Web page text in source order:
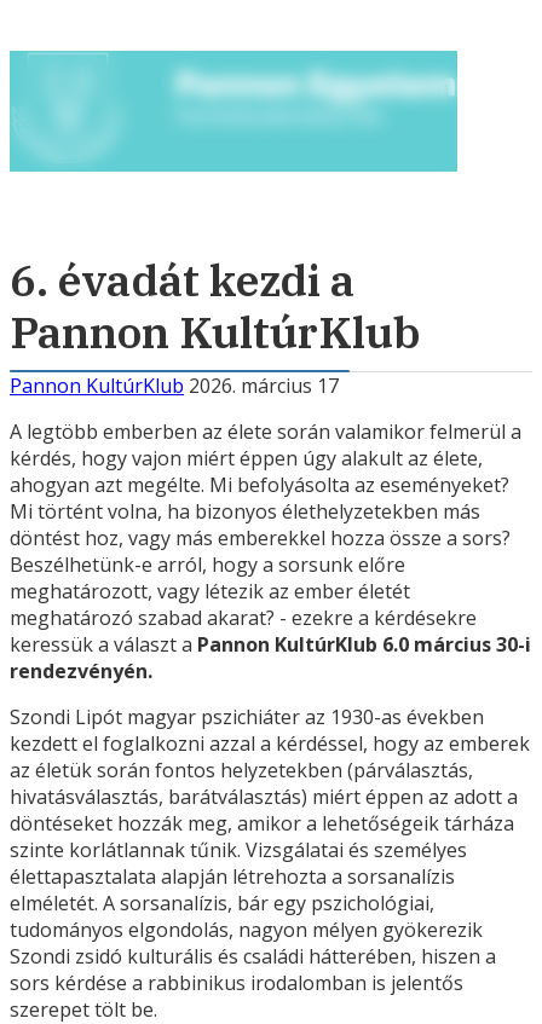
6. évadát kezdi a
Pannon KultúrKlub
Pannon KultúrKlub 2026. március 17
A legtöbb emberben az élete során valamikor felmerül a
kérdés, hogy vajon miért éppen úgy alakult az élete,
ahogyan azt megélte. Mi befolyásolta az eseményeket?
Mi történt volna, ha bizonyos élethelyzetekben más
döntést hoz, vagy más emberekkel hozza össze a sors?
Beszélhetünk-e arról, hogy a sorsunk előre
meghatározott, vagy létezik az ember életét
meghatározó szabad akarat? - ezekre a kérdésekre
keressük a választ a Pannon KultúrKlub 6.0 március 30-i
rendezvényén.
Szondi Lipót magyar pszichiáter az 1930-as években
kezdett el foglalkozni azzal a kérdéssel, hogy az emberek
az életük során fontos helyzetekben (párválasztás,
hivatásválasztás, barátválasztás) miért éppen az adott a
döntéseket hozzák meg, amikor a lehetőségeik tárháza
szinte korlátlannak tűnik. Vizsgálatai és személyes
élettapasztalata alapján létrehozta a sorsanalízis
elméletét. A sorsanalízis, bár egy pszichológiai,
tudományos elgondolás, nagyon mélyen gyökerezik
Szondi zsidó kulturális és családi hátterében, hiszen a
sors kérdése a rabbinikus irodalomban is jelentős
szerepet tölt be.